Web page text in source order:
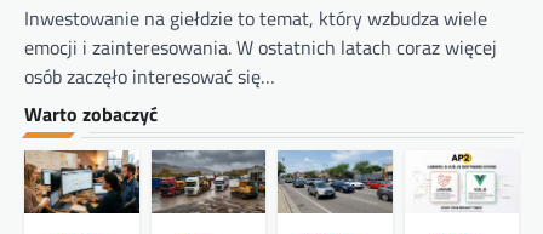
Inwestowanie na giełdzie to temat, który wzbudza wiele
emocji i zainteresowania. W ostatnich latach coraz więcej
osób zaczęło interesować się…
Warto zobaczyć